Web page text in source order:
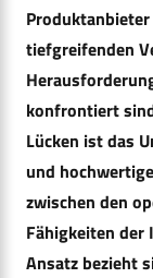
tiefgreifenden
konfrontiert
Lücken ist das
und
zwischen den
Fähigkeiten der
Ansatz bezieht